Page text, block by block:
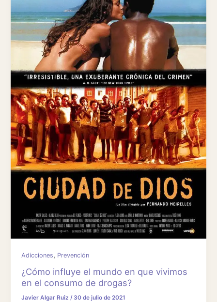
Adicciones, Prevención
¿Cómo influye el mundo en que vivimos
en el consumo de drogas?
Javier Algar Ruiz/ 30 de julio de 2021